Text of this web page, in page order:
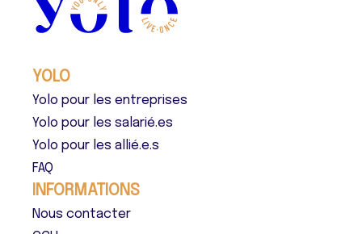
YOLO
Yolo pour les entreprises
Yolo pour les salarié.es
Yolo pour les allié.e.s
FAQ
INFORMATIONS
Nous contacter